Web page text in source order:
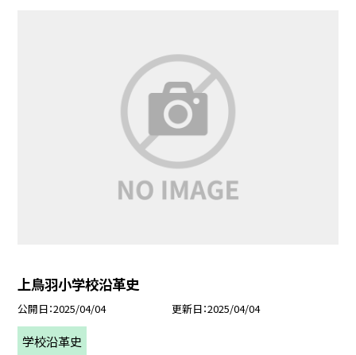
上鳥羽小学校沿革史
公開日 2025/04/04 更新日 2025/04/04
学校沿革史